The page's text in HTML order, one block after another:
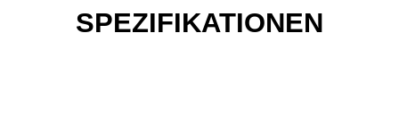
SPEZIFIKATIONEN